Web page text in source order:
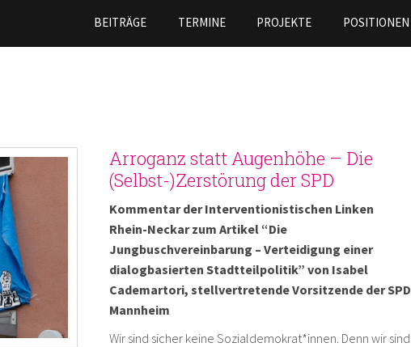
zum
Inhalt
BEITRÄGE TERMINE PROJEKTE POSITIONEN
Arroganz statt Augenhöhe – Die
(Selbst-)Zerstörung der SPD
Kommentar der Interventionistischen Linken
Rhein-Neckar zum Artikel “Die
Jungbuschvereinbarung – Verteidigung einer
dialogbasierten Stadtteilpolitik” von Isabel
Cademartori, stellvertretende Vorsitzende der SPD
Mannheim
Wir sind sicher keine Sozialdemokrat*innen. Denn wir sind